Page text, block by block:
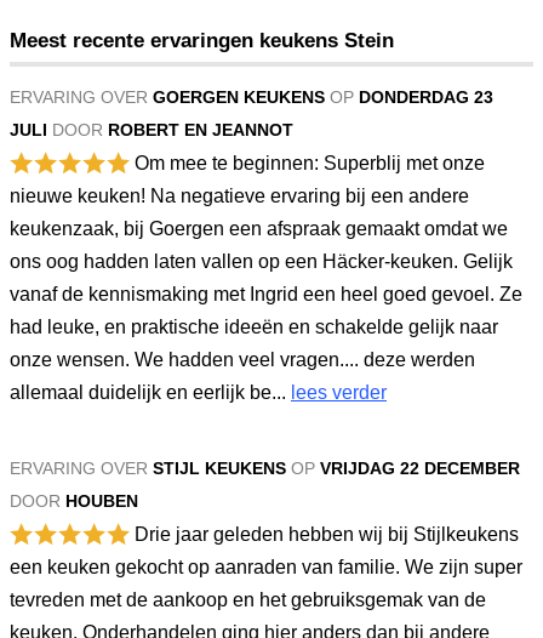
Meest recente ervaringen keukens Stein
ERVARING OVER GOERGEN KEUKENS OP DONDERDAG 23
JULI DOOR ROBERT EN JEANNOT
Om mee te beginnen: Superblij met onze
nieuwe keuken! Na negatieve ervaring bij een andere
keukenzaak, bij Goergen een afspraak gemaakt omdat we
ons oog hadden laten vallen op een Häcker-keuken. Gelijk
vanaf de kennismaking met Ingrid een heel goed gevoel. Ze
had leuke, en praktische ideeën en schakelde gelijk naar
onze wensen. We hadden veel vragen.... deze werden
allemaal duidelijk en eerlijk be... lees verder
ERVARING OVER STIJL KEUKENS OP VRIJDAG 22 DECEMBER
DOOR HOUBEN
Drie jaar geleden hebben wij bij Stijlkeukens
een keuken gekocht op aanraden van familie. We zijn super
tevreden met de aankoop en het gebruiksgemak van de
keuken. Onderhandelen ging hier anders dan bij andere